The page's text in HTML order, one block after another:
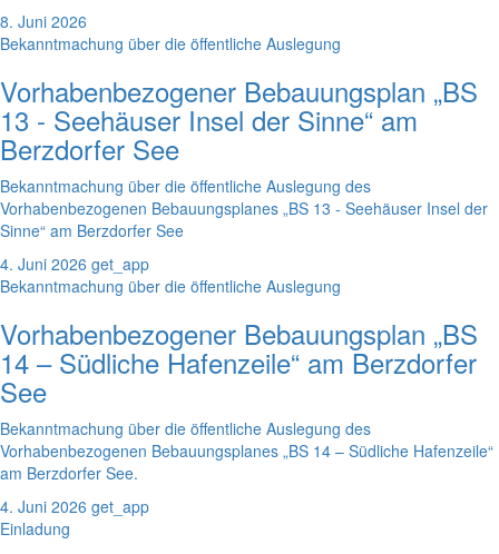
8. Juni 2026
Bekanntmachung über die öffentliche Auslegung
Vorhabenbezogener Bebauungsplan „BS
13 - Seehäuser Insel der Sinne“ am
Berzdorfer See
Bekanntmachung über die öffentliche Auslegung des
Vorhabenbezogenen Bebauungsplanes „BS 13 - Seehäuser Insel der
Sinne“ am Berzdorfer See
4. Juni 2026 get_app
Bekanntmachung über die öffentliche Auslegung
Vorhabenbezogener Bebauungsplan „BS
14 – Südliche Hafenzeile“ am Berzdorfer
See
Bekanntmachung über die öffentliche Auslegung des
Vorhabenbezogenen Bebauungsplanes „BS 14 – Südliche Hafenzeile“
am Berzdorfer See.
4. Juni 2026 get_app
Einladung